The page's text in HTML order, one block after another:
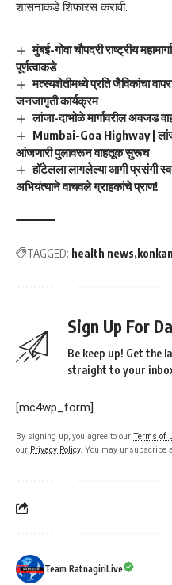
शासनाकडे शिफारस करावी.
मुंबई-गोवा चौपदरी राष्ट्रीय
पूर्णत्वाकडे
मत्स्यशेतीमध्ये प्रति जैविकांचा
जनजागृती कार्यक्रम
लांजा-दाभोळे मार्गावरील अवजड
Mumbai-Goa Highway |
आंजणारी पुलावरून वाहतूक सुरूच
हॉटेलला लागलेल्या आगी प्रसंगी
अभियंत्याने वाचवले ग्राहकांचे प्राण!
TAGGED: health news
Sign Up For
Be keep up! Get the
straight to your
[mc4wp_form]
By signing up, you agree to our Terms of
our Privacy Policy. You may unsubscribe
Team RatnagiriLive